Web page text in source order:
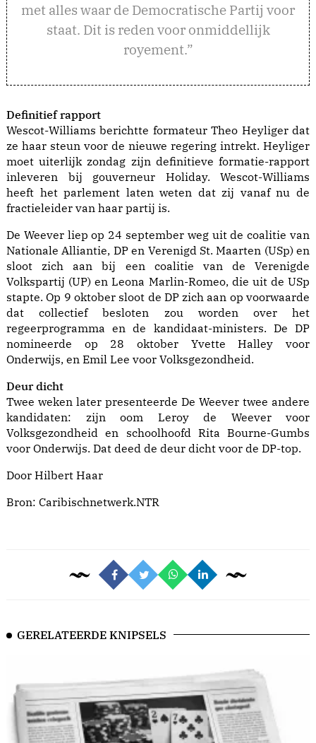
met alles waar de Democratische Partij voor
staat. Dit is reden voor onmiddellijk
royement.”
Definitief rapport
Wescot-Williams berichtte formateur Theo Heyliger dat
ze haar steun voor de nieuwe regering intrekt. Heyliger
moet uiterlijk zondag zijn definitieve formatie-rapport
inleveren bij gouverneur Holiday. Wescot-Williams
heeft het parlement laten weten dat zij vanaf nu de
fractieleider van haar partij is.
De Weever liep op 24 september weg uit de coalitie van
Nationale Alliantie, DP en Verenigd St. Maarten (USp) en
sloot zich aan bij een coalitie van de Verenigde
Volkspartij (UP) en Leona Marlin-Romeo, die uit de USp
stapte. Op 9 oktober sloot de DP zich aan op voorwaarde
dat collectief besloten zou worden over het
regeerprogramma en de kandidaat-ministers. De DP
nomineerde op 28 oktober Yvette Halley voor
Onderwijs, en Emil Lee voor Volksgezondheid.
Deur dicht
Twee weken later presenteerde De Weever twee andere
kandidaten: zijn oom Leroy de Weever voor
Volksgezondheid en schoolhoofd Rita Bourne-Gumbs
voor Onderwijs. Dat deed de deur dicht voor de DP-top.
Door Hilbert Haar
Bron: Caribischnetwerk.NTR
GERELATEERDE KNIPSELS